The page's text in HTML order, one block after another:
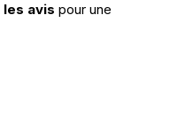
avis pour une